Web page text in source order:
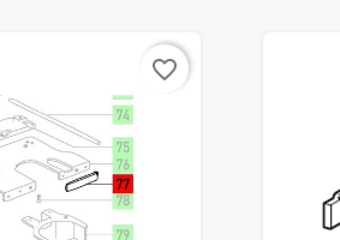
favorite_border